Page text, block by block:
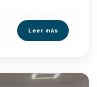
Leer más